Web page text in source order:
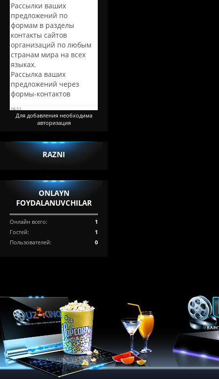
Для добавления необходима
авторизация
RAZNI
ONLAYN
FOYDALANUVCHILAR
Онлайн всего:
1
Гостей:
1
Пользователей:
0